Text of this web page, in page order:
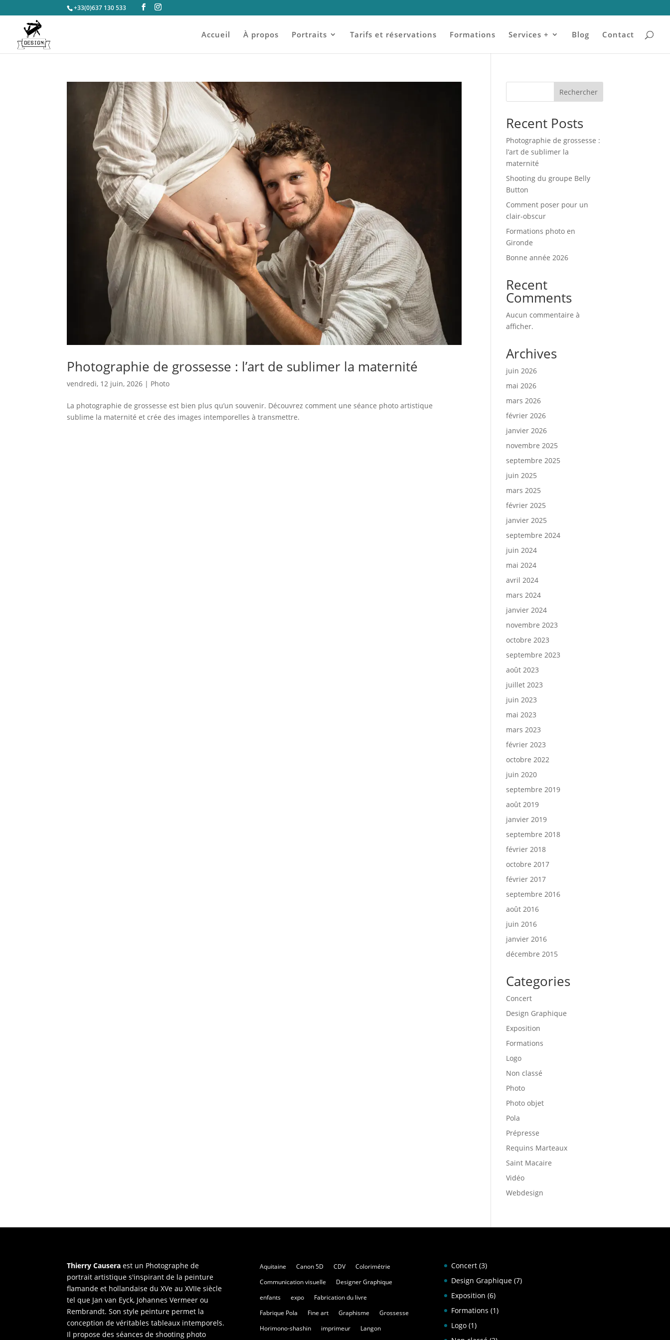
+33(0)637 130 533
Accueil À propos Portraits Tarifs et réservations Formations Services + Blog Contact
Photographie de grossesse : l’art de sublimer la maternité
vendredi, 12 juin, 2026 | Photo
La photographie de grossesse est bien plus qu’un souvenir. Découvrez comment une séance photo artistique
sublime la maternité et crée des images intemporelles à transmettre.
Rechercher
Recent Posts
Photographie de grossesse :
l’art de sublimer la
maternité
Shooting du groupe Belly
Button
Comment poser pour un
clair-obscur
Formations photo en
Gironde
Bonne année 2026
Recent
Comments
Aucun commentaire à
afficher.
Archives
juin 2026
mai 2026
mars 2026
février 2026
janvier 2026
novembre 2025
septembre 2025
juin 2025
mars 2025
février 2025
janvier 2025
septembre 2024
juin 2024
mai 2024
avril 2024
mars 2024
janvier 2024
novembre 2023
octobre 2023
septembre 2023
août 2023
juillet 2023
juin 2023
mai 2023
mars 2023
février 2023
octobre 2022
juin 2020
septembre 2019
août 2019
janvier 2019
septembre 2018
février 2018
octobre 2017
février 2017
septembre 2016
août 2016
juin 2016
janvier 2016
décembre 2015
Categories
Concert
Design Graphique
Exposition
Formations
Logo
Non classé
Photo
Photo objet
Pola
Prépresse
Requins Marteaux
Saint Macaire
Vidéo
Webdesign
Thierry Causera est un Photographe de
portrait artistique s'inspirant de la peinture
flamande et hollandaise du XVe au XVIIe siècle
tel que Jan van Eyck, Johannes Vermeer ou
Rembrandt. Son style peinture permet la
conception de véritables tableaux intemporels.
Il propose des séances de shooting photo
Aquitaine Canon 5D CDV
Colorimétrie
Communication visuelle
Designer Graphique
enfants
expo
Fabrication du livre
Fabrique Pola
Fine art Graphisme
Grossesse
Horimono-shashin
imprimeur
Langon
Concert(3)
Design Graphique(7)
Exposition (6)
Formations (1)
Logo(1)